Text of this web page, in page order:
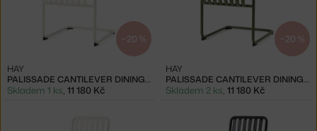
−20 %
PALISSADE CANTILEVER DINING ARMCHAIR, CREAM WHITE
HAY
Skladem 1 ks, 11 180 Kč
−20 %
PALISSADE CANTILEVER DINING ARMCHAIR, OLIVE
HAY
Skladem 2 ks, 11 180 Kč